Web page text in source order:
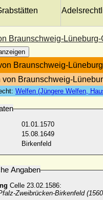
Braunschweig-
Braunschweig-
von Braunschweig-
Welfen (Jüngere Welfen,
01.01.1570
15.08.1649
Birkenfeld
Angaben
Celle 23.02.1586:
Zweibrücken-Birkenfeld